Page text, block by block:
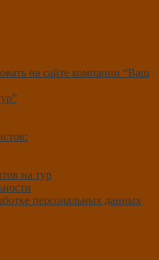
на сайте компании “Ваш
на тур
персональных данных